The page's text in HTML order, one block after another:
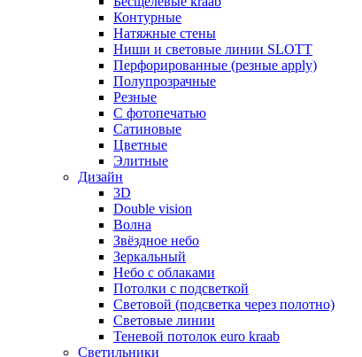
Контурные
Натяжные стены
Ниши и световые линии SLOTT
Перфорированные (резные apply)
Полупрозрачные
Резные
С фотопечатью
Сатиновые
Цветные
Элитные
Дизайн
3D
Double vision
Волна
Звёздное небо
Зеркальный
Небо с облаками
Потолки с подсветкой
Световой (подсветка через полотно)
Световые линии
Теневой потолок euro kraab
Светильники